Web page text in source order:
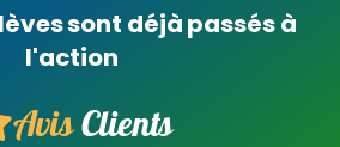
sont déjà passés à
l'action
AvisClients